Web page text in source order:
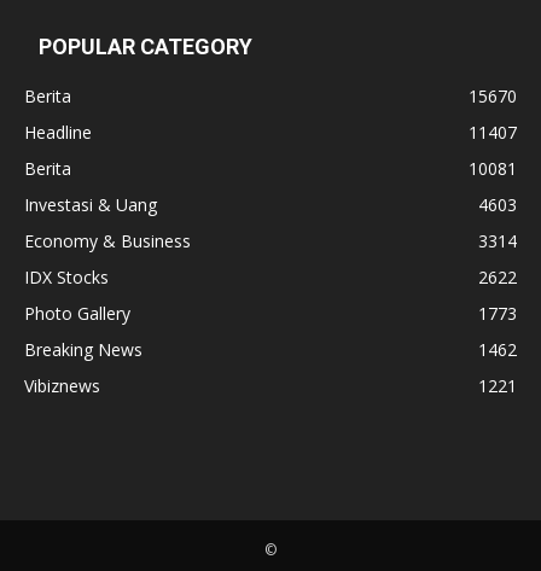
POPULAR CATEGORY
Berita
15670
Headline
11407
Berita
10081
Investasi & Uang
4603
Economy & Business
3314
IDX Stocks
2622
Photo Gallery
1773
Breaking News
1462
Vibiznews
1221
©